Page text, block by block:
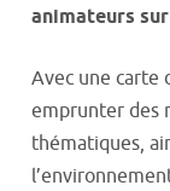
animateurs
Avec une carte
emprunter des
thématiques,